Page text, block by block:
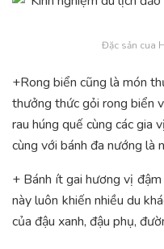
Đặc sản cua
+Rong biển cũng là món
thưởng thức gỏi rong biển
rau húng quế cùng các gia
cùng với bánh đa nướng là
+ Bánh ít gai hương vị
này luôn khiến nhiều du
của đậu xanh, đậu phụ,